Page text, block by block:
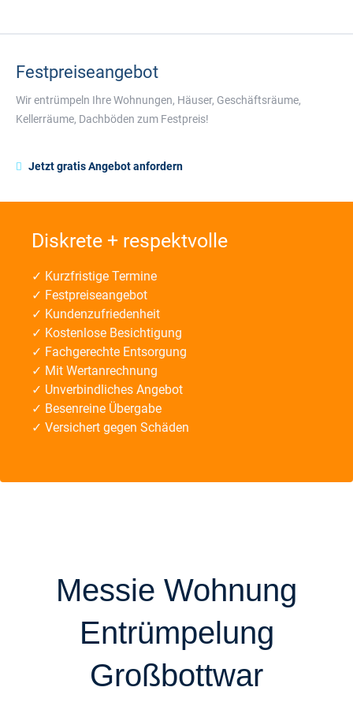
Festpreiseangebot
Wir entrümpeln Ihre Wohnungen, Häuser, Geschäftsräume,
Kellerräume, Dachböden zum Festpreis!
Jetzt gratis Angebot anfordern
Diskrete + respektvolle
✓ Kurzfristige Termine
✓ Festpreiseangebot
✓ Kundenzufriedenheit
✓ Kostenlose Besichtigung
✓ Fachgerechte Entsorgung
✓ Mit Wertanrechnung
✓ Unverbindliches Angebot
✓ Besenreine Übergabe
✓ Versichert gegen Schäden
Messie Wohnung
Entrümpelung
Großbottwar